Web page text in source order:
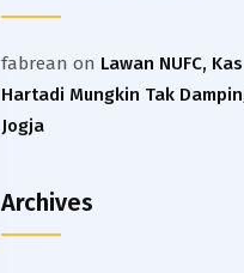
fabrean on Lawan NUFC, Kas
Hartadi Mungkin Tak
Jogja
Archives